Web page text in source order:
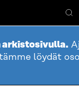
arkistosivulla.
löydät